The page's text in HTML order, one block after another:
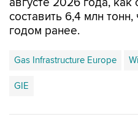
августе 2026 года,
составить 6,4 млн
годом ранее.
Gas Infrastructure Europe
GIE